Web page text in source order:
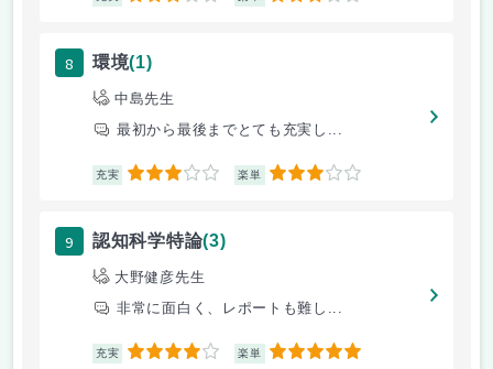
8 環境(1)
中島先生
最初から最後までとても充実し...
充実 3 楽単 3
9 認知科学特論(3)
大野健彦先生
非常に面白く、レポートも難し...
充実 4 楽単 5